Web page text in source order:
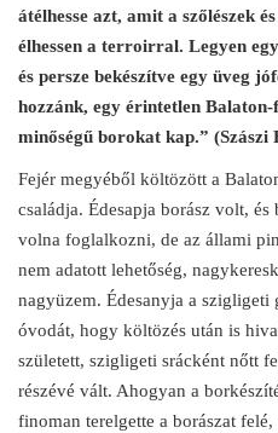
átélhesse azt, amit a szőlészek
élhessen a terroirral. Legyen
és persze bekészítve egy üveg
hozzánk, egy érintetlen
minőségű borokat kap.” (Szászi
Fejér megyéből költözött a
családja. Édesapja borász volt,
volna foglalkozni, de az állami
nem adatott lehetőség,
nagyüzem. Édesanyja a
óvodát, hogy költözés után is
született, szigligeti srácként nőtt
részévé vált. Ahogyan a
finoman terelgette a borászat